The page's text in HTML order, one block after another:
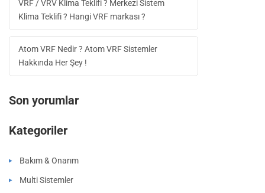
VRF / VRV Klima Teklifi ? Merkezi Sistem
Klima Teklifi ? Hangi VRF markası ?
Atom VRF Nedir ? Atom VRF Sistemler
Hakkında Her Şey !
Son yorumlar
Kategoriler
Bakım & Onarım
Multi Sistemler